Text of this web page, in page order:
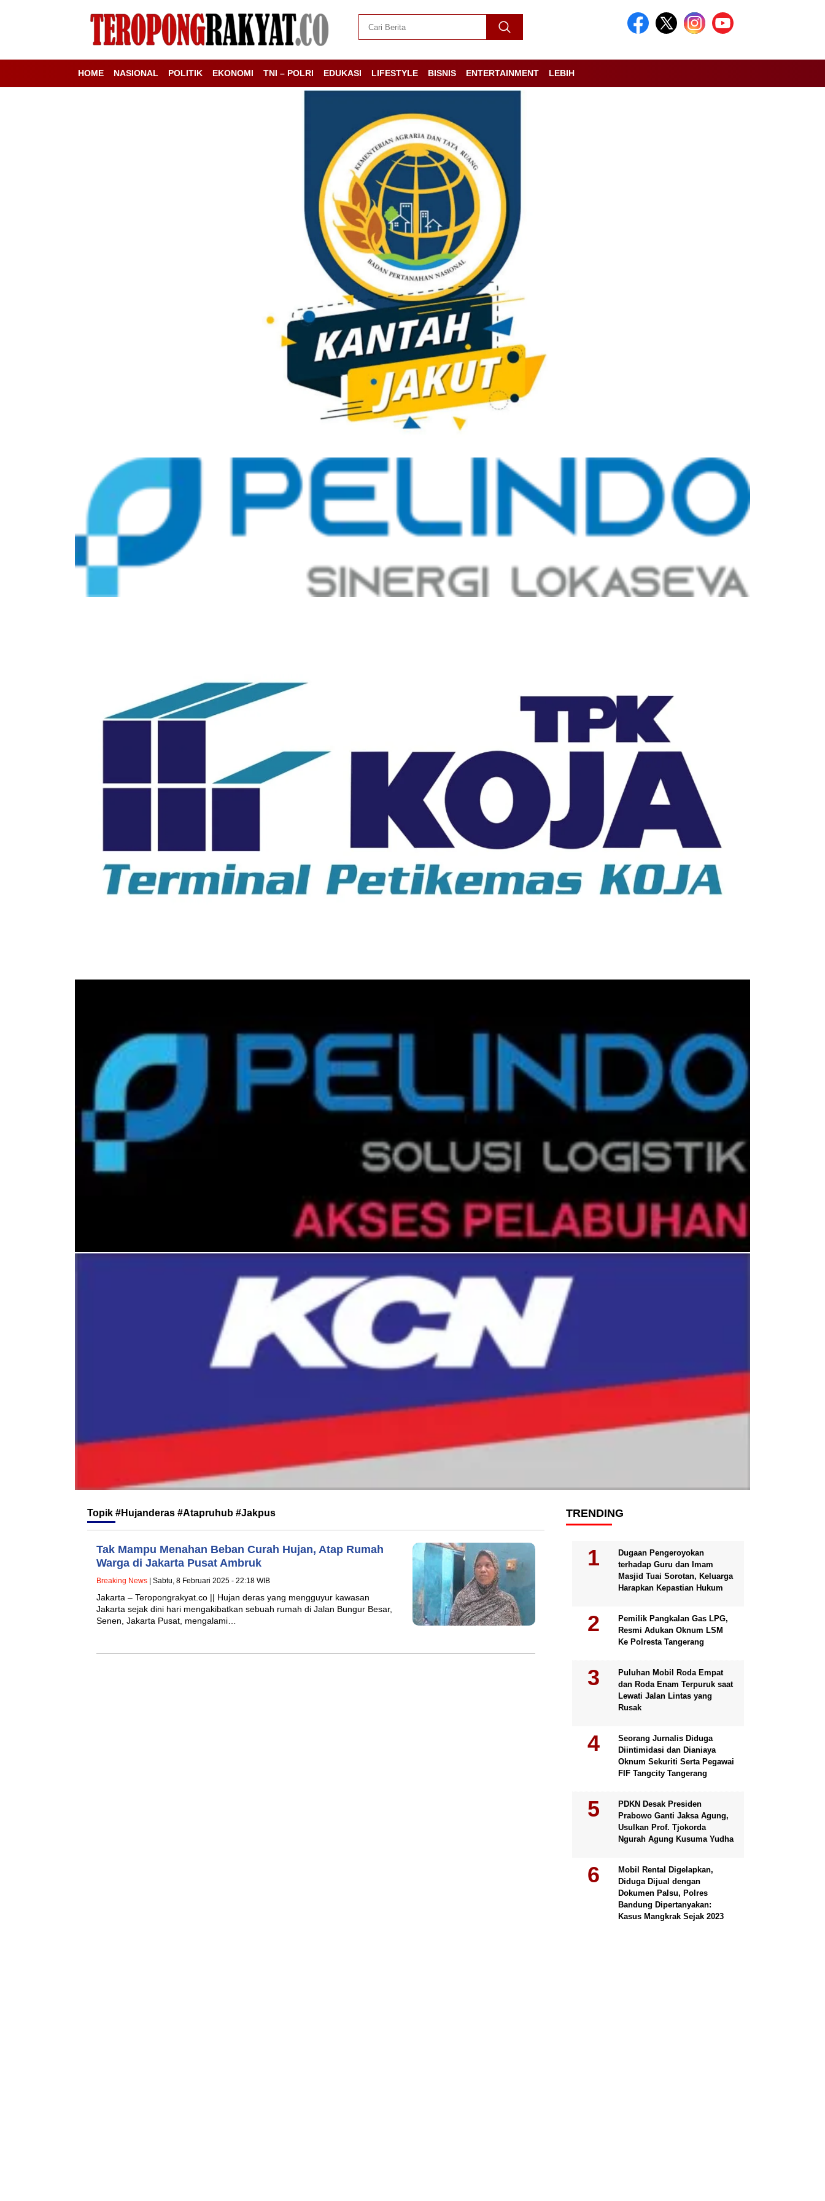
HOME NASIONAL POLITIK EKONOMI TNI – POLRI EDUKASI LIFESTYLE BISNIS ENTERTAINMENT LEBIH
Topik #Hujanderas #Atapruhub #Jakpus
Tak Mampu Menahan Beban Curah Hujan, Atap Rumah
Warga di Jakarta Pusat Ambruk
Breaking News | Sabtu, 8 Februari 2025 - 22:18 WIB
Jakarta – Teropongrakyat.co || Hujan deras yang mengguyur kawasan
Jakarta sejak dini hari mengakibatkan sebuah rumah di Jalan Bungur Besar,
Senen, Jakarta Pusat, mengalami…
TRENDING
Dugaan Pengeroyokan
terhadap Guru dan Imam
Masjid Tuai Sorotan, Keluarga
Harapkan Kepastian Hukum
Pemilik Pangkalan Gas LPG,
Resmi Adukan Oknum LSM
Ke Polresta Tangerang
Puluhan Mobil Roda Empat
dan Roda Enam Terpuruk saat
Lewati Jalan Lintas yang
Rusak
Seorang Jurnalis Diduga
Diintimidasi dan Dianiaya
Oknum Sekuriti Serta Pegawai
FIF Tangcity Tangerang
PDKN Desak Presiden
Prabowo Ganti Jaksa Agung,
Usulkan Prof. Tjokorda
Ngurah Agung Kusuma Yudha
Mobil Rental Digelapkan,
Diduga Dijual dengan
Dokumen Palsu, Polres
Bandung Dipertanyakan:
Kasus Mangkrak Sejak 2023